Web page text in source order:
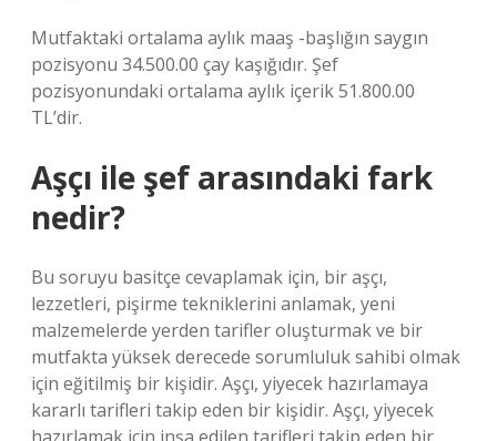
Mutfaktaki ortalama aylık maaş -başlığın saygın
pozisyonu 34.500.00 çay kaşığıdır. Şef
pozisyonundaki ortalama aylık içerik 51.800.00
TL’dir.
Aşçı ile şef arasındaki fark
nedir?
Bu soruyu basitçe cevaplamak için, bir aşçı,
lezzetleri, pişirme tekniklerini anlamak, yeni
malzemelerde yerden tarifler oluşturmak ve bir
mutfakta yüksek derecede sorumluluk sahibi olmak
için eğitilmiş bir kişidir. Aşçı, yiyecek hazırlamaya
kararlı tarifleri takip eden bir kişidir. Aşçı, yiyecek